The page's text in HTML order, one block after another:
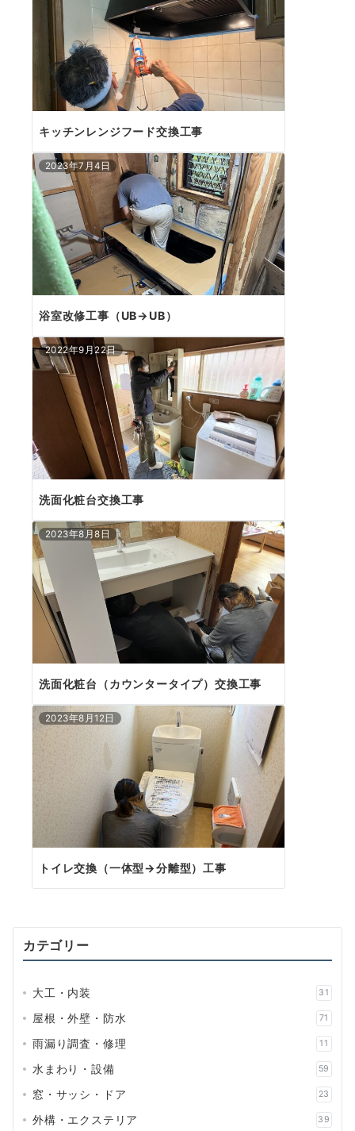
キッチンレンジフード交換工事
2023年7月4日
浴室改修工事（UB→UB）
2022年9月22日
洗面化粧台交換工事
2023年8月8日
洗面化粧台（カウンタータイプ）交換工事
2023年8月12日
トイレ交換（一体型→分離型）工事
カテゴリー
大工・内装 31
屋根・外壁・防水 71
雨漏り調査・修理 11
水まわり・設備 59
窓・サッシ・ドア 23
外構・エクステリア 39